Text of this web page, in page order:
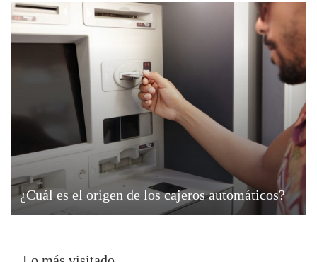
¿Cuál es el origen de los cajeros automáticos?